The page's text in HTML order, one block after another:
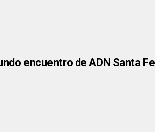
encuentro de ADN Santa Fe